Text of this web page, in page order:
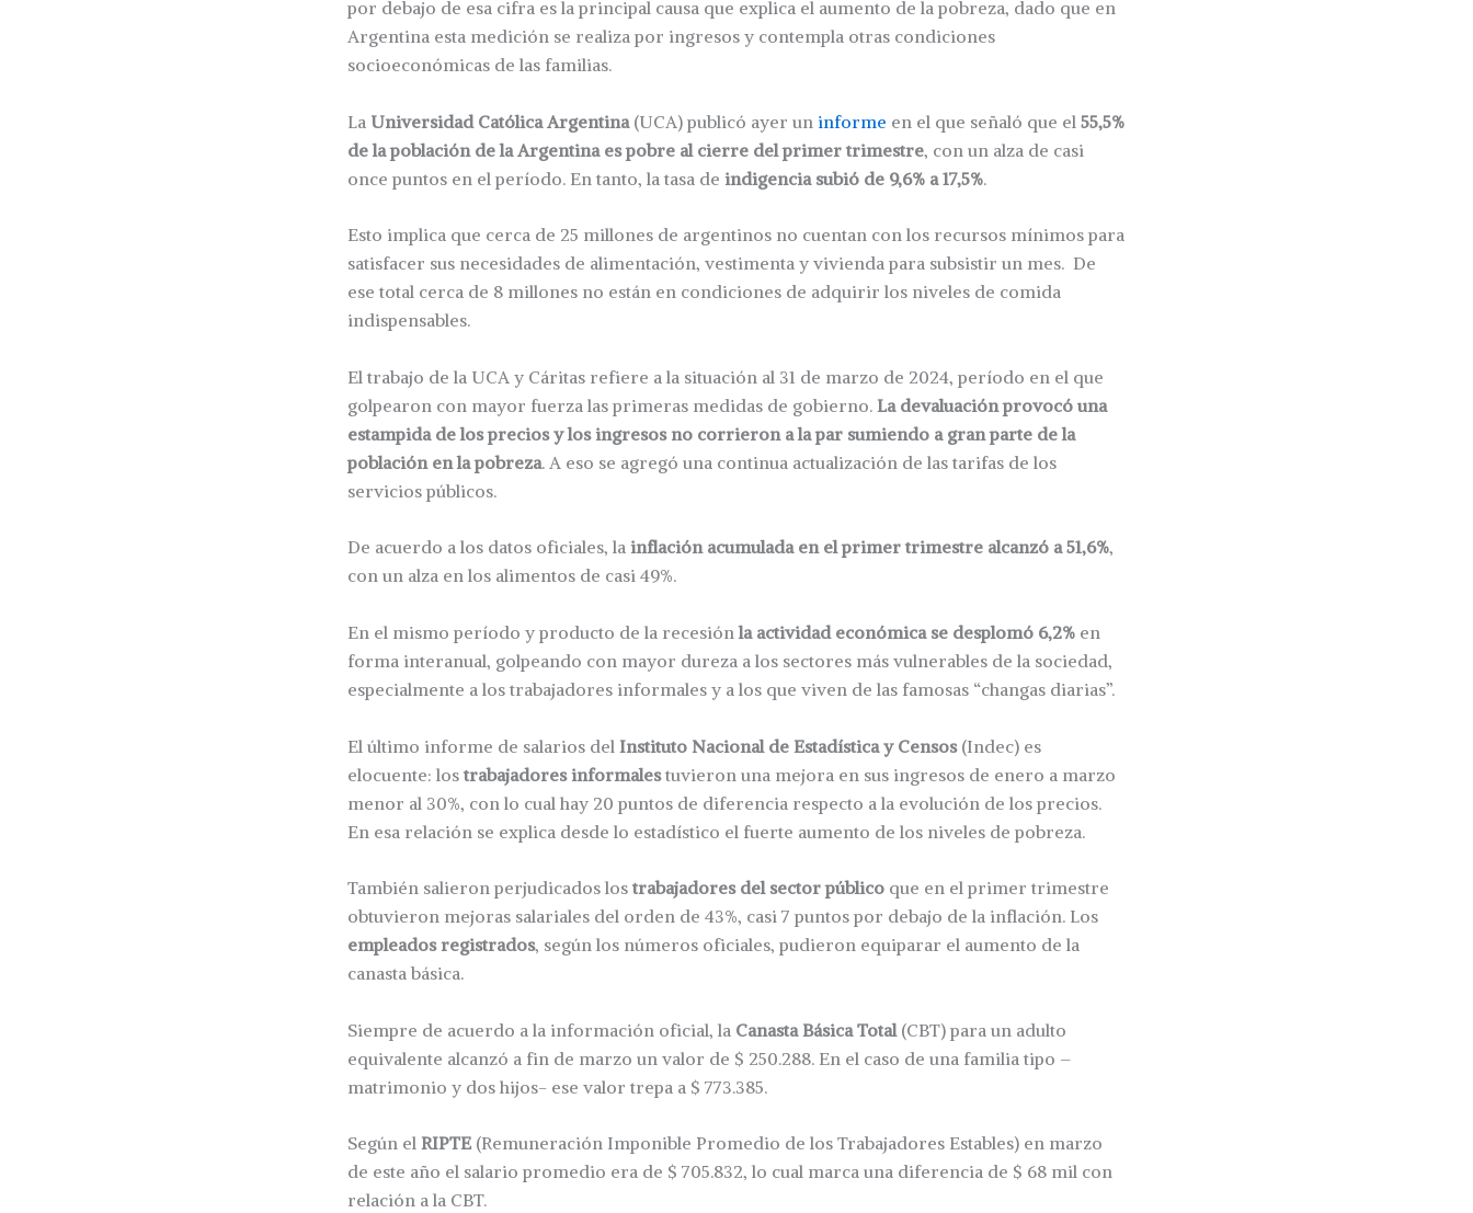
por debajo de esa cifra es la principal causa que explica el aumento de la pobreza, dado que en
Argentina esta medición se realiza por ingresos y contempla otras condiciones
socioeconómicas de las familias.
La Universidad Católica Argentina(UCA) publicó ayer un informe en el que señaló que el 55,5%
de la población de la Argentina es pobre al cierre del primer trimestre, con un alza de casi
once puntos en el período. En tanto, la tasa de indigencia subió de 9,6% a 17,5%.
Esto implica que cerca de 25 millones de argentinos no cuentan con los recursos mínimos para
satisfacer sus necesidades de alimentación, vestimenta y vivienda para subsistir un mes. De
ese total cerca de 8 millones no están en condiciones de adquirir los niveles de comida
indispensables.
El trabajo de la UCA y Cáritas refiere a la situación al 31 de marzo de 2024, período en el que
golpearon con mayor fuerza las primeras medidas de gobierno. La devaluación provocó una
estampida de los precios y los ingresos no corrieron a la par sumiendo a gran parte de la
población en la pobreza. A eso se agregó una continua actualización de las tarifas de los
servicios públicos.
De acuerdo a los datos oficiales, la inflación acumulada en el primer trimestre alcanzó a 51,6%,
con un alza en los alimentos de casi 49%.
En el mismo período y producto de la recesiónla actividad económica se desplomó 6,2% en
forma interanual, golpeando con mayor dureza a los sectores más vulnerables de la sociedad,
especialmente a los trabajadores informales y a los que viven de las famosas “changas diarias”.
El último informe de salarios del Instituto Nacional de Estadística y Censos(Indec) es
elocuente: los trabajadores informalestuvieron una mejora en sus ingresos de enero a marzo
menor al 30%, con lo cual hay 20 puntos de diferencia respecto a la evolución de los precios.
En esa relación se explica desde lo estadístico el fuerte aumento de los niveles de pobreza.
También salieron perjudicados los trabajadores del sector público que en el primer trimestre
obtuvieron mejoras salariales del orden de 43%, casi 7 puntos por debajo de la inflación. Los
empleados registrados, según los números oficiales, pudieron equiparar el aumento de la
canasta básica.
Siempre de acuerdo a la información oficial, la Canasta Básica Total (CBT) para un adulto
equivalente alcanzó a fin de marzo un valor de $ 250.288. En el caso de una familia tipo –
matrimonio y dos hijos- ese valor trepa a $ 773.385.
Según el RIPTE (Remuneración Imponible Promedio de los Trabajadores Estables) en marzo
de este año el salario promedio era de $ 705.832, lo cual marca una diferencia de $ 68 mil con
relación a la CBT.